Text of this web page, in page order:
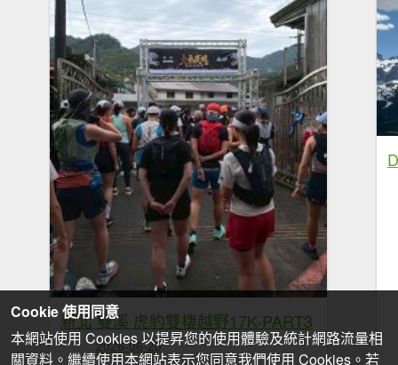
新北 雙溪 虎豹雙棲越野17K-PART3
2026-06-20
Cookie 使用同意
本網站使用 Cookies 以提昇您的使用體驗及統計網路流量相
關資料。繼續使用本網站表示您同意我們使用 Cookies。若